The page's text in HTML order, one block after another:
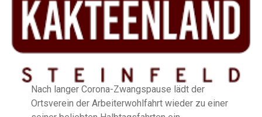
Nach langer Corona-Zwangspause lädt der
Ortsverein der Arbeiterwohlfahrt wieder zu einer